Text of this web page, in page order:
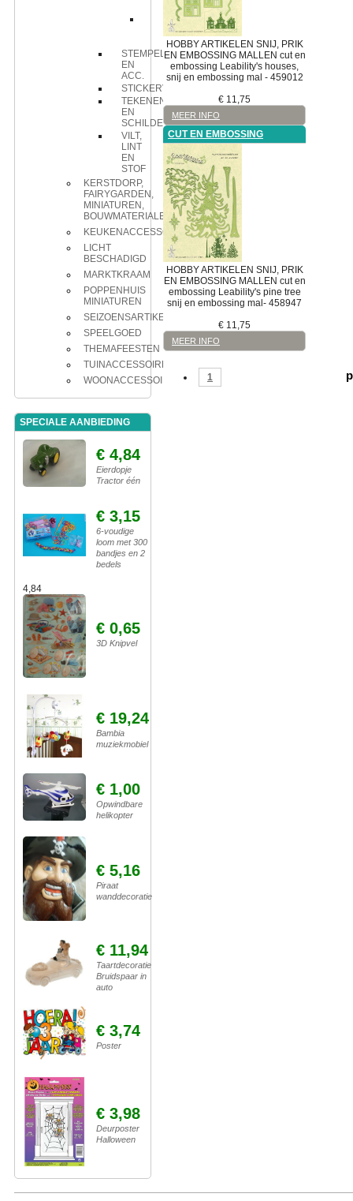
embossing
snij-
en
embossingmachine
STEMPELS
EN
ACC.
STICKERVELLEN
TEKENEN
EN
SCHILDEREN
VILT,
LINT
EN
STOF
KERSTDORP,
FAIRYGARDEN,
MINIATUREN,
BOUWMATERIALEN
KEUKENACCESSOIRES
LICHT
BESCHADIGD
MARKTKRAAM
POPPENHUIS
MINIATUREN
SEIZOENSARTIKELEN
SPEELGOED
THEMAFEESTEN
TUINACCESSOIRES
WOONACCESSOIRES
SPECIALE AANBIEDING
€ 4,84
Eierdopje
Tractor één
€ 3,15
6-voudige
loom met 300
bandjes en 2
bedels
4,84
€ 0,65
3D Knipvel
€ 19,24
Bambia
muziekmobiel
€ 1,00
Opwindbare
helikopter
€ 5,16
Piraat
wanddecoratie
€ 11,94
Taartdecoratie
Bruidspaar in
auto
€ 3,74
Poster
€ 3,98
Deurposter
Halloween
HOBBY ARTIKELEN SNIJ, PRIK
EN EMBOSSING MALLEN cut en
embossing Leability's houses,
snij en embossing mal - 459012
€ 11,75
MEER INFO
CUT EN EMBOSSING
HOBBY ARTIKELEN SNIJ, PRIK
EN EMBOSSING MALLEN cut en
embossing Leability's pine tree
snij en embossing mal- 458947
€ 11,75
MEER INFO
1